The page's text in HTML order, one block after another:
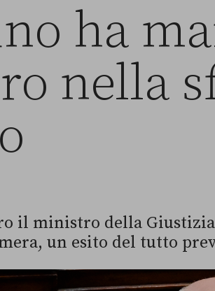
ha
nella
il ministro della
un esito del tutto